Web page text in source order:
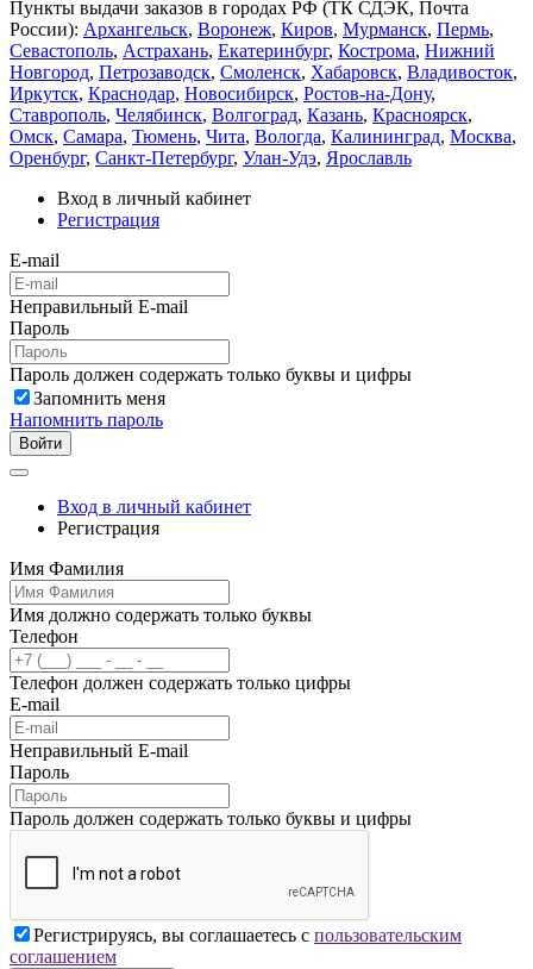
Пункты выдачи заказов в городах РФ (ТК СДЭК, Почта
России): Архангельск, Воронеж, Киров, Мурманск, Пермь,
Севастополь, Астрахань, Екатеринбург, Кострома, Нижний
Новгород, Петрозаводск, Смоленск, Хабаровск, Владивосток,
Иркутск, Краснодар, Новосибирск, Ростов-на-Дону,
Ставрополь, Челябинск, Волгоград, Казань, Красноярск,
Омск, Самара, Тюмень, Чита, Вологда, Калининград, Москва,
Оренбург, Санкт-Петербург, Улан-Удэ, Ярославль
Вход в личный кабинет
Регистрация
E-mail
Неправильный E-mail
Пароль
Пароль должен содержать только буквы и цифры
Запомнить меня
Напомнить пароль
Войти
Вход в личный кабинет
Регистрация
Имя Фамилия
Имя должно содержать только буквы
Телефон
Телефон должен содержать только цифры
E-mail
Неправильный E-mail
Пароль
Пароль должен содержать только буквы и цифры
Регистрируясь, вы соглашаетесь с пользовательским
соглашением